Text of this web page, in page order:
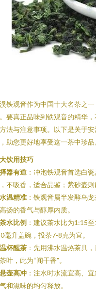
铁观音作为中国十大名茶之
要真正品味到铁观音的精华
法与注意事项。以下是关于
助您更好地享受这一茶中珍品
饮用技巧
择器有道 ：冲泡铁观音首选白
不吸香，适合品鉴；紫砂壶
水温精准 ：铁观音属半发酵乌
扬的香气与醇厚内质。
茶水比例 ：建议茶水比为1:15
毫升盖碗，投茶7-8克为宜。
温杯醒茶 ：先用沸水温热茶具
叶，此为“闻干香”。
悬壶高冲 ：注水时水流宜高、
和滋味的均匀释放。